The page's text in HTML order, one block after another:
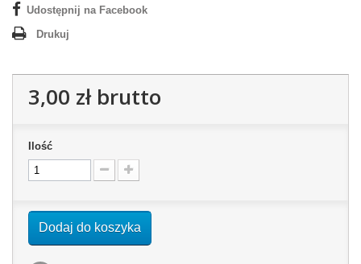
Udostępnij na Facebook
Drukuj
3,00 złbrutto
Ilość
Dodaj do koszyka